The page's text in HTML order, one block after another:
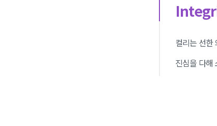
컬리는 선한
진심을 다해